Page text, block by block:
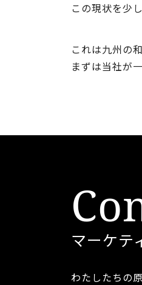
この現状を少
これは九州の
まずは当社が
マーケテ
わたしたちの